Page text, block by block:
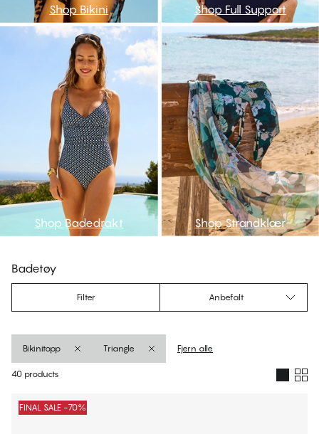
Shop Bikini Shop Full Support
Shop Badedrakt
npc
Shop Strandklær
Badetøy
Filter Anbefalt
Bikinitopp Triangle Fjern alle
40 products
Produkter
FINAL SALE -70%